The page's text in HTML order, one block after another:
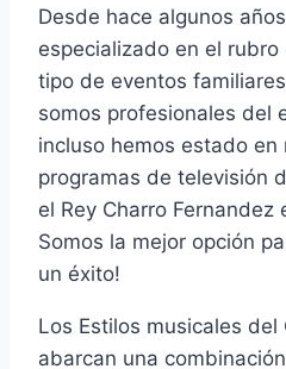
Desde hace algunos
especializado en el
tipo de eventos
somos profesionales del
incluso hemos estado en
programas de televisión
el Rey Charro Fernandez
Somos la mejor opción
un éxito!
Los Estilos musicales del
abarcan una